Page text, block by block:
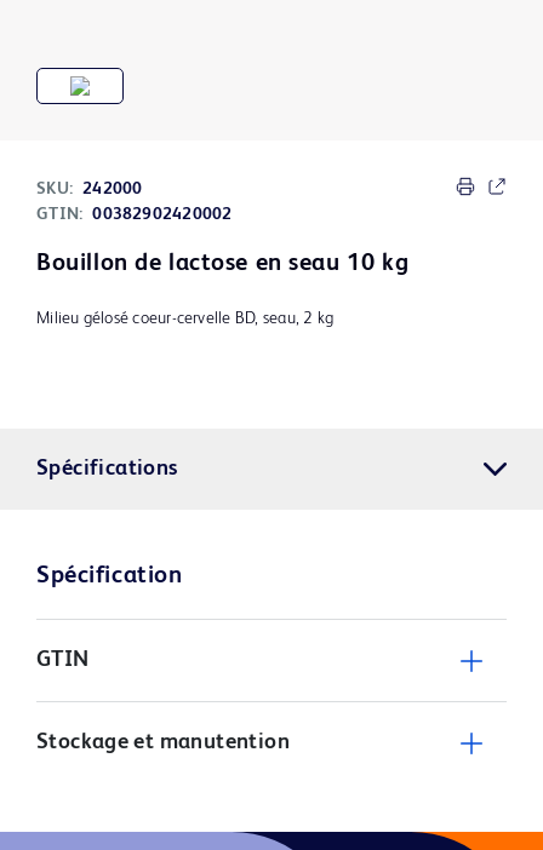
SKU: 242000
GTIN: 00382902420002
Bouillon de lactose en seau 10 kg
Milieu gélosé coeur-cervelle BD, seau, 2 kg
Spécifications
Spécification
GTIN
Stockage et manutention